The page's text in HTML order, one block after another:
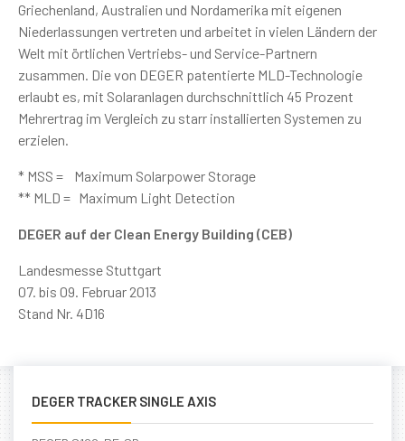
Griechenland, Australien und Nordamerika mit eigenen
Niederlassungen vertreten und arbeitet in vielen Ländern der
Welt mit örtlichen Vertriebs- und Service-Partnern
zusammen. Die von DEGER patentierte MLD-Technologie
erlaubt es, mit Solaranlagen durchschnittlich 45 Prozent
Mehrertrag im Vergleich zu starr installierten Systemen zu
erzielen.
* MSS = Maximum Solarpower Storage
** MLD = Maximum Light Detection
DEGER auf der Clean Energy Building (CEB)
Landesmesse Stuttgart
07. bis 09. Februar 2013
Stand Nr. 4D16
DEGER TRACKER SINGLE AXIS